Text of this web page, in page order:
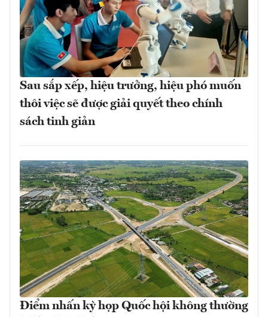
Sau sắp xếp, hiệu trưởng, hiệu phó muốn
thôi việc sẽ được giải quyết theo chính
sách tinh giản
Điểm nhấn kỳ họp Quốc hội không thường